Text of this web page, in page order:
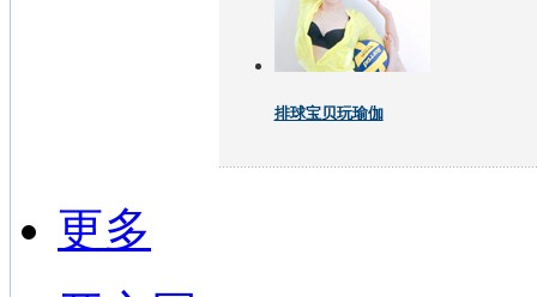
排球宝贝玩瑜伽
更多